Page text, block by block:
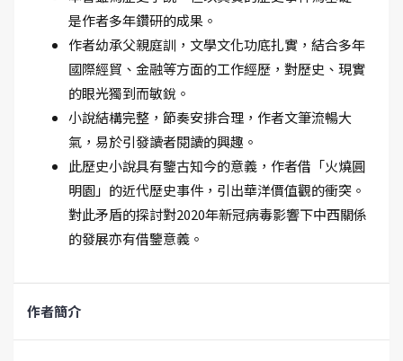
是作者多年鑽研的成果。
作者幼承父親庭訓，文學文化功底扎實，結合多年
國際經貿、金融等方面的工作經歷，對歷史、現實
的眼光獨到而敏銳。
小說結構完整，節奏安排合理，作者文筆流暢大
氣，易於引發讀者閱讀的興趣。
此歷史小說具有鑒古知今的意義，作者借「火燒圓
明園」的近代歷史事件，引出華洋價值觀的衝突。
對此矛盾的探討對2020年新冠病毒影響下中西關係
的發展亦有借鑒意義。
作者簡介